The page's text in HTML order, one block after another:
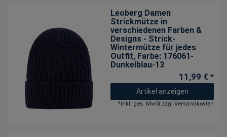
Leoberg Damen
Strickmütze in
verschiedenen Farben &
Designs - Strick-
Wintermütze für jedes
Outfit, Farbe: 176061-
Dunkelblau-13
11,99 € *
Artikel anzeigen
*inkl. ges. MwSt. zzgl. Versandkosten